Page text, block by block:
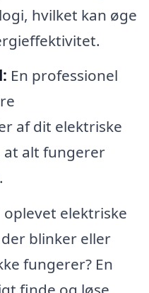
hvilket kan øge
En professionel
af dit elektriske
at alt fungerer
oplevet elektriske
blinker eller
fungerer? En